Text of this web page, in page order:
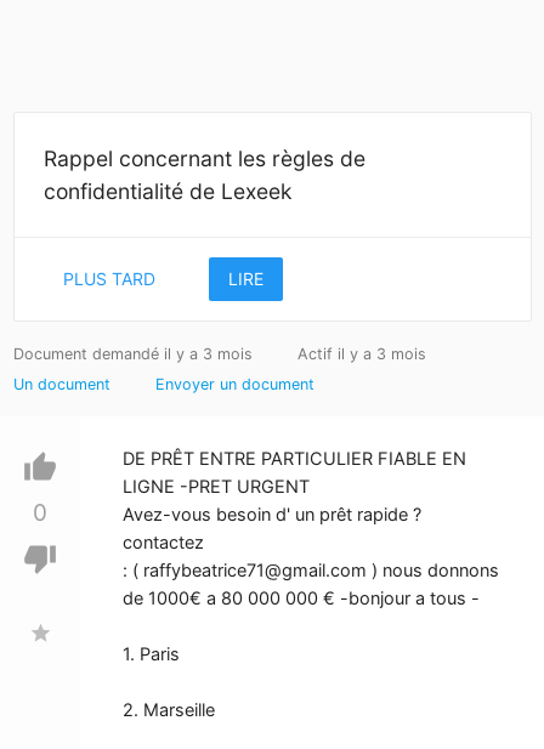
Rappel concernant les règles de
confidentialité de Lexeek
PLUS TARD LIRE
Document demandé il y a 3 mois
Actif il y a 3 mois
Un document
Envoyer un document
thumb_up
0
thumb_down
star
DE PRÊT ENTRE PARTICULIER FIABLE EN
LIGNE -PRET URGENT
Avez-vous besoin d' un prêt rapide ?
contactez
: ( raffybeatrice71@gmail.com ) nous donnons
de 1000€ a 80 000 000 € -bonjour a tous -
1. Paris
2. Marseille